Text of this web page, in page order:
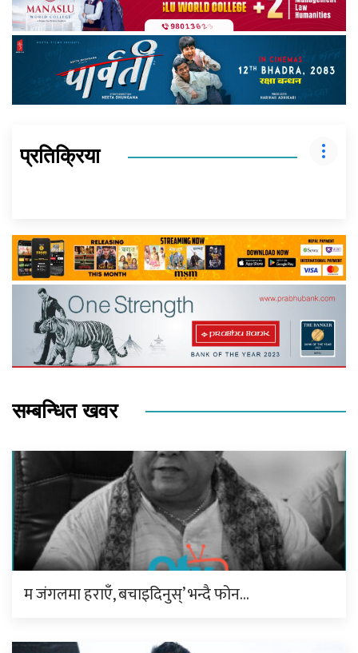
प्रतिक्रिया
सम्बन्धित खवर
म जंगलमा हराएँ, बचाइदिनुस्’ भन्दै फोन…